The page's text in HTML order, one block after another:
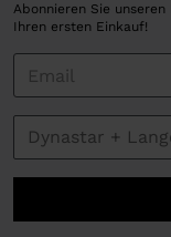
Abonnieren Sie
Ihren ersten Einkauf!